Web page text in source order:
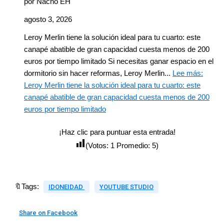
agosto 3, 2026
Leroy Merlin tiene la solución ideal para tu cuarto: este
canapé abatible de gran capacidad cuesta menos de 200
euros por tiempo limitado Si necesitas ganar espacio en el
dormitorio sin hacer reformas, Leroy Merlin... Lee más:
Leroy Merlin tiene la solución ideal para tu cuarto: este
canapé abatible de gran capacidad cuesta menos de 200
euros por tiempo limitado
¡Haz clic para puntuar esta entrada!
(Votos: 1 Promedio: 5)
🔖Tags: IDONEIDAD YOUTUBE STUDIO
Share on Facebook